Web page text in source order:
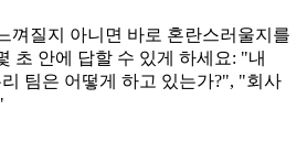
껴질지 아니면 바로 혼란스러울지를
초 안에 답할 수 있게 하세요: "내
팀은 어떻게 하고 있는가?", "회사